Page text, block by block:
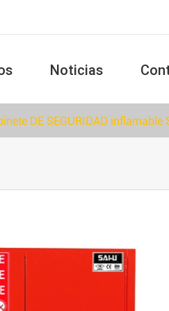
Noticias
DE SEGURIDAD inflamable